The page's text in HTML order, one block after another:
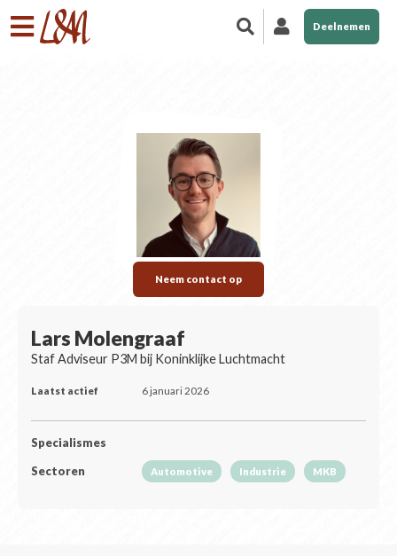
Deelnemen
Neem contact op
Lars Molengraaf
Staf Adviseur P3M bij Koninklijke Luchtmacht
Laatst actief 6 januari 2026
Specialismes
Sectoren
Automotive Industrie MKB